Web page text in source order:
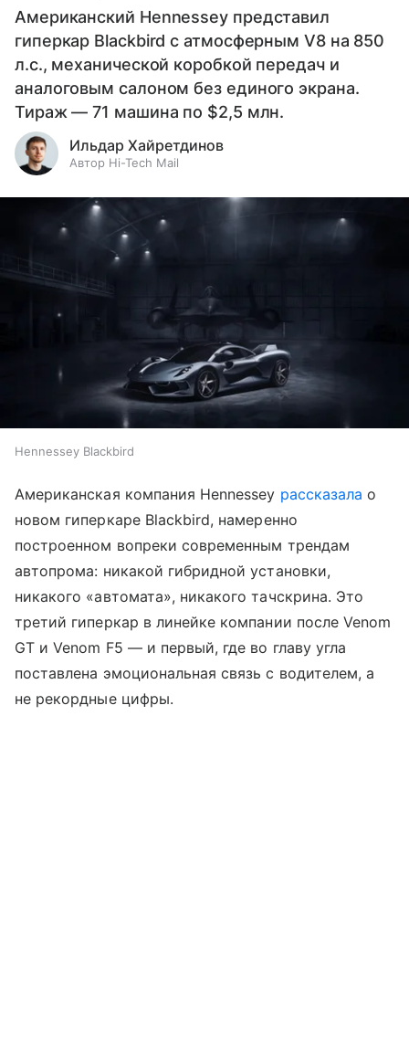
Американский Hennessey представил
гиперкар Blackbird с атмосферным V8 на 850
л.с., механической коробкой передач и
аналоговым салоном без единого экрана.
Тираж — 71 машина по $2,5 млн.
Ильдар Хайретдинов
Автор Hi-Tech Mail
Hennessey Blackbird
Американская компания Hennessey рассказала о
новом гиперкаре Blackbird, намеренно
построенном вопреки современным трендам
автопрома: никакой гибридной установки,
никакого «автомата», никакого тачскрина. Это
третий гиперкар в линейке компании после Venom
GT и Venom F5 — и первый, где во главу угла
поставлена эмоциональная связь с водителем, а
не рекордные цифры.